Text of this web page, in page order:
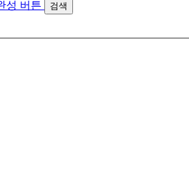
검색